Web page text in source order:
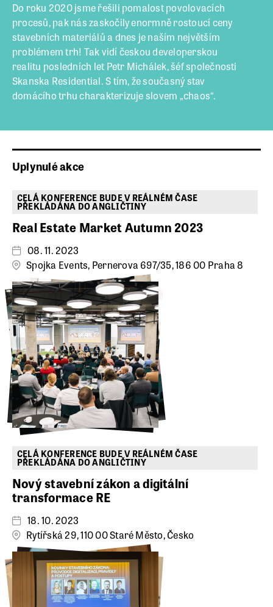
Do roku 2020 jsme řešili pomalost povolovacích
procesů, pak nás zaskočily enormně rostoucí ceny
stavebních materiálů a dnes je naším největším
problémem trh! Tak vidí českou developerskou
realitu posledních let Petr Michálek, šéf společnosti
Skanska Residential. S tím, že současný stav
domácího trhu charakterizuje slovem „chaos“.
Uplynulé akce
CELÁ KONFERENCE BUDE V REÁLNÉM ČASE
PŘEKLÁDÁNA DO ANGLIČTINY
Real Estate Market Autumn 2023
08. 11. 2023
Spojka Events, Pernerova 697/35, 186 00 Praha 8
CELÁ KONFERENCE BUDE V REÁLNÉM ČASE
PŘEKLÁDÁNA DO ANGLIČTINY
Nový stavební zákon a digitální
transformace RE
18. 10. 2023
Rytířská 29, 110 00 Staré Město, Česko